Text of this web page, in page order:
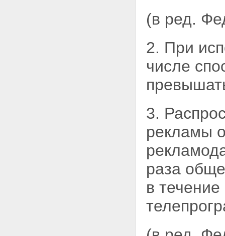
(в ред.
2. При
числе
3.
рекламы
раза
в